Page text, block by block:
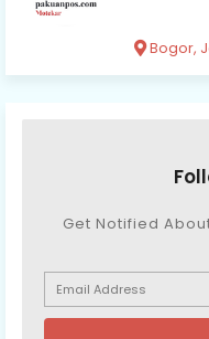
Bogor,
Get Notified